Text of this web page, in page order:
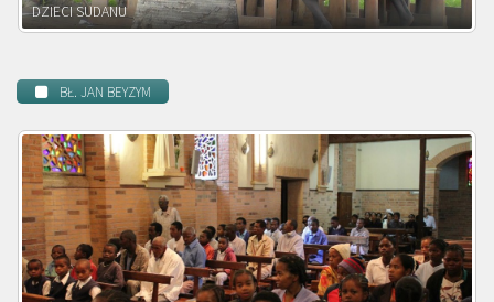
DZIECI ZAMBII
BŁ. JAN BEYZYM